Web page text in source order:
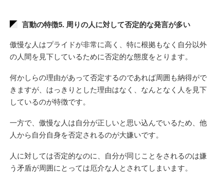
言動の特徴5. 周りの人に対して否定的な発言が多い
傲慢な人はプライドが非常に高く、特に根拠もなく自分以外
の人間を見下しているために否定的な態度をとります。
何かしらの理由があって否定するのであれば周囲も納得がで
きますが、はっきりとした理由はなく、なんとなく人を見下
しているのが特徴です。
一方で、傲慢な人は自分が正しいと思い込んでいるため、他
人から自分自身を否定されるのが大嫌いです。
人に対しては否定的なのに、自分が同じことをされるのは嫌
う矛盾が周囲にとっては厄介な人とされてしまいます。